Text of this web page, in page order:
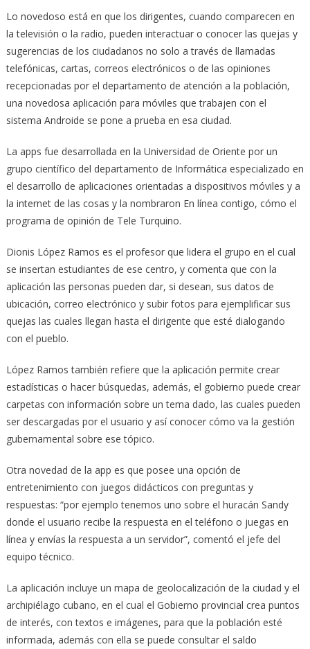
Lo novedoso está en que los dirigentes, cuando comparecen en
la televisión o la radio, pueden interactuar o conocer las quejas y
sugerencias de los ciudadanos no solo a través de llamadas
telefónicas, cartas, correos electrónicos o de las opiniones
recepcionadas por el departamento de atención a la población,
una novedosa aplicación para móviles que trabajen con el
sistema Androide se pone a prueba en esa ciudad.
La apps fue desarrollada en la Universidad de Oriente por un
grupo científico del departamento de Informática especializado en
el desarrollo de aplicaciones orientadas a dispositivos móviles y a
la internet de las cosas y la nombraron En línea contigo, cómo el
programa de opinión de Tele Turquino.
Dionis López Ramos es el profesor que lidera el grupo en el cual
se insertan estudiantes de ese centro, y comenta que con la
aplicación las personas pueden dar, si desean, sus datos de
ubicación, correo electrónico y subir fotos para ejemplificar sus
quejas las cuales llegan hasta el dirigente que esté dialogando
con el pueblo.
López Ramos también refiere que la aplicación permite crear
estadísticas o hacer búsquedas, además, el gobierno puede crear
carpetas con información sobre un tema dado, las cuales pueden
ser descargadas por el usuario y así conocer cómo va la gestión
gubernamental sobre ese tópico.
Otra novedad de la app es que posee una opción de
entretenimiento con juegos didácticos con preguntas y
respuestas: “por ejemplo tenemos uno sobre el huracán Sandy
donde el usuario recibe la respuesta en el teléfono o juegas en
línea y envías la respuesta a un servidor”, comentó el jefe del
equipo técnico.
La aplicación incluye un mapa de geolocalización de la ciudad y el
archipiélago cubano, en el cual el Gobierno provincial crea puntos
de interés, con textos e imágenes, para que la población esté
informada, además con ella se puede consultar el saldo